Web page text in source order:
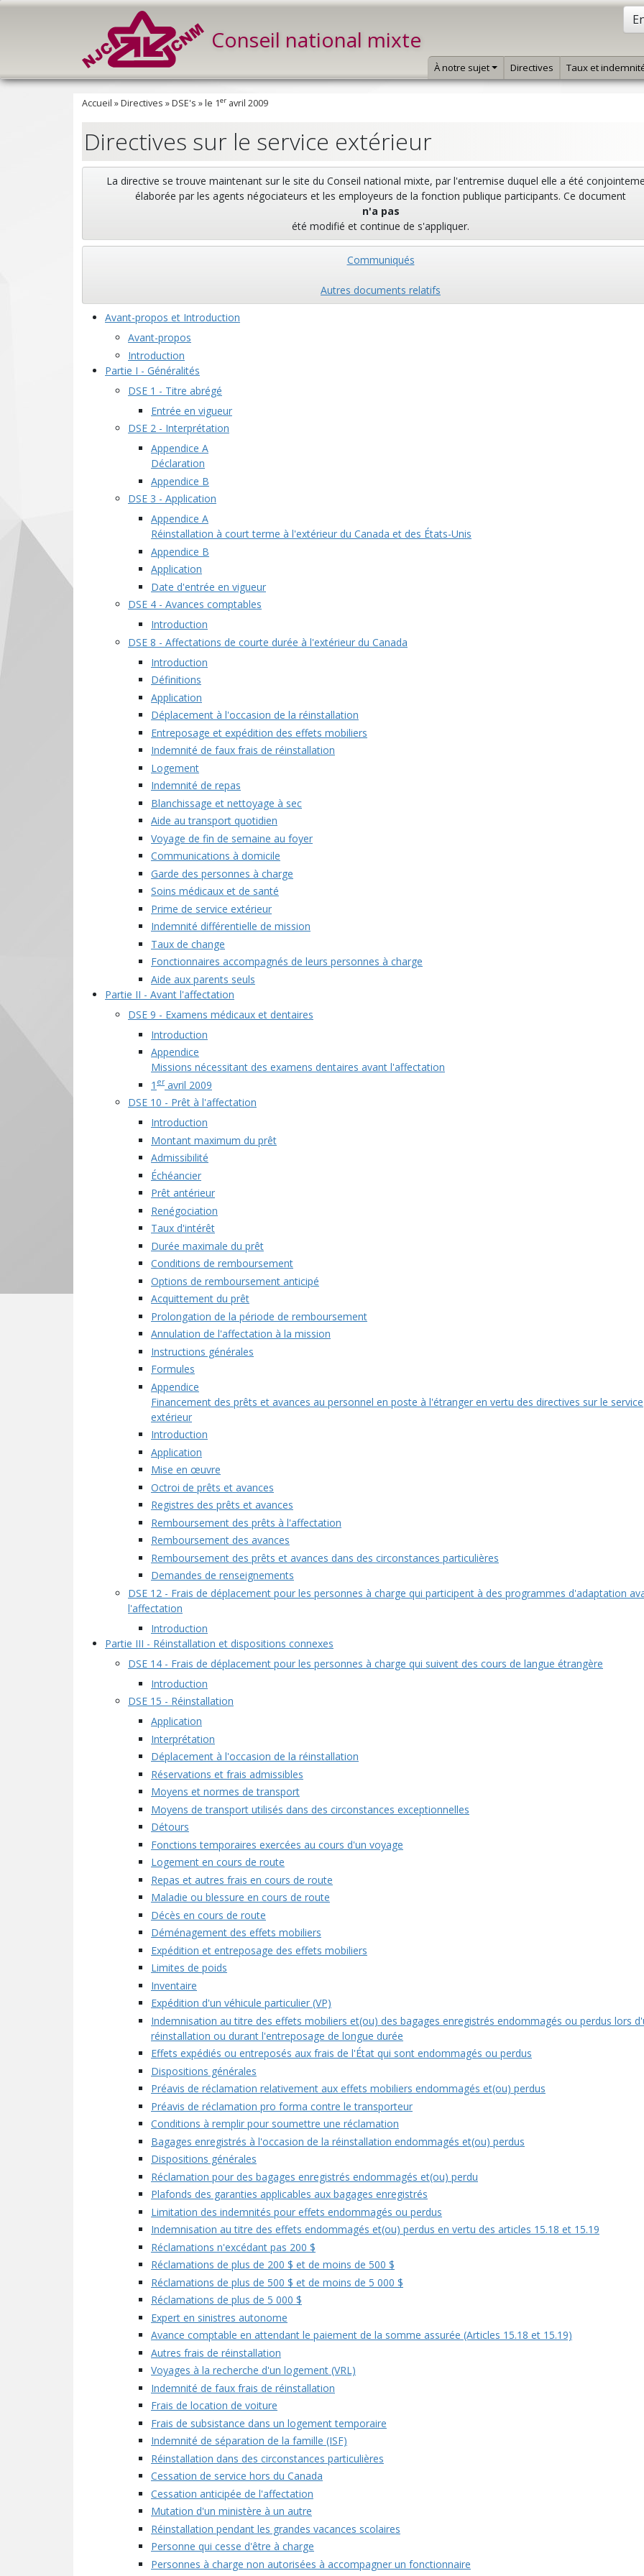
Conseil national mixte
À notre sujet Directives Taux et
Accueil »Directives »DSE's »le 1er avril 2009
Directives sur le service extérieur
La directive se trouve maintenant sur le site du Conseil national mixte, par l'entremise duquel elle a été
élaborée par les agents négociateurs et les employeurs de la fonction publique participants. Ce document
n'a pas
été modifié et continue de s'appliquer.
Communiqués
Autres documents relatifs
Avant-propos et Introduction
Avant-propos
Introduction
Partie I - Généralités
DSE 1 - Titre abrégé
Entrée en vigueur
DSE 2 - Interprétation
Appendice A
Déclaration
Appendice B
DSE 3 - Application
Appendice A
Réinstallation à court terme à l'extérieur du Canada et des États-Unis
Appendice B
Application
Date d'entrée en vigueur
DSE 4 - Avances comptables
Introduction
DSE 8 - Affectations de courte durée à l'extérieur du Canada
Introduction
Définitions
Application
Déplacement à l'occasion de la réinstallation
Entreposage et expédition des effets mobiliers
Indemnité de faux frais de réinstallation
Logement
Indemnité de repas
Blanchissage et nettoyage à sec
Aide au transport quotidien
Voyage de fin de semaine au foyer
Communications à domicile
Garde des personnes à charge
Soins médicaux et de santé
Prime de service extérieur
Indemnité différentielle de mission
Taux de change
Fonctionnaires accompagnés de leurs personnes à charge
Aide aux parents seuls
Partie II - Avant l'affectation
DSE 9 - Examens médicaux et dentaires
Introduction
Appendice
Missions nécessitant des examens dentaires avant l'affectation
1 eravril 2009
DSE 10 - Prêt à l'affectation
Introduction
Montant maximum du prêt
Admissibilité
Échéancier
Prêt antérieur
Renégociation
Taux d'intérêt
Durée maximale du prêt
Conditions de remboursement
Options de remboursement anticipé
Acquittement du prêt
Prolongation de la période de remboursement
Annulation de l'affectation à la mission
Instructions générales
Formules
Appendice
Financement des prêts et avances au personnel en poste à l'étranger en vertu des directives sur le service
extérieur
Introduction
Application
Mise en œuvre
Octroi de prêts et avances
Registres des prêts et avances
Remboursement des prêts à l'affectation
Remboursement des avances
Remboursement des prêts et avances dans des circonstances particulières
Demandes de renseignements
DSE 12 - Frais de déplacement pour les personnes à charge qui participent à des programmes d'adaptation
l'affectation
Introduction
Partie III - Réinstallation et dispositions connexes
DSE 14 - Frais de déplacement pour les personnes à charge qui suivent des cours de langue étrangère
Introduction
DSE 15 - Réinstallation
Application
Interprétation
Déplacement à l'occasion de la réinstallation
Réservations et frais admissibles
Moyens et normes de transport
Moyens de transport utilisés dans des circonstances exceptionnelles
Détours
Fonctions temporaires exercées au cours d'un voyage
Logement en cours de route
Repas et autres frais en cours de route
Maladie ou blessure en cours de route
Décès en cours de route
Déménagement des effets mobiliers
Expédition et entreposage des effets mobiliers
Limites de poids
Inventaire
Expédition d'un véhicule particulier (VP)
Indemnisation au titre des effets mobiliers et(ou) des bagages enregistrés endommagés ou perdus lors
réinstallation ou durant l'entreposage de longue durée
Effets expédiés ou entreposés aux frais de l'État qui sont endommagés ou perdus
Dispositions générales
Préavis de réclamation relativement aux effets mobiliers endommagés et(ou) perdus
Préavis de réclamation pro forma contre le transporteur
Conditions à remplir pour soumettre une réclamation
Bagages enregistrés à l'occasion de la réinstallation endommagés et(ou) perdus
Dispositions générales
Réclamation pour des bagages enregistrés endommagés et(ou) perdu
Plafonds des garanties applicables aux bagages enregistrés
Limitation des indemnités pour effets endommagés ou perdus
Indemnisation au titre des effets endommagés et(ou) perdus en vertu des articles 15.18 et 15.19
Réclamations n'excédant pas 200 $
Réclamations de plus de 200 $ et de moins de 500 $
Réclamations de plus de 500 $ et de moins de 5 000 $
Réclamations de plus de 5 000 $
Expert en sinistres autonome
Avance comptable en attendant le paiement de la somme assurée (Articles 15.18 et 15.19)
Autres frais de réinstallation
Voyages à la recherche d'un logement (VRL)
Indemnité de faux frais de réinstallation
Frais de location de voiture
Frais de subsistance dans un logement temporaire
Indemnité de séparation de la famille (ISF)
Réinstallation dans des circonstances particulières
Cessation de service hors du Canada
Cessation anticipée de l'affectation
Mutation d'un ministère à un autre
Réinstallation pendant les grandes vacances scolaires
Personne qui cesse d'être à charge
Personnes à charge non autorisées à accompagner un fonctionnaire